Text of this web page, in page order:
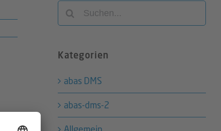
Suche
nach:
Kategorien
abas DMS
abas-dms-2